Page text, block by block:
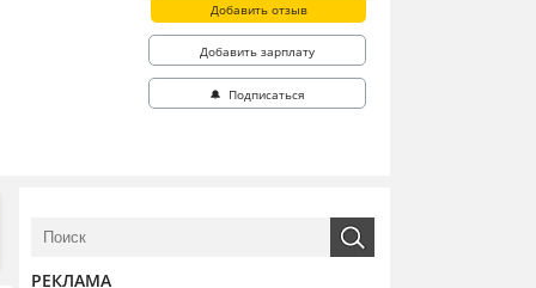
Добавить отзыв
Добавить зарплату
🔔 Подписаться
РЕКЛАМА